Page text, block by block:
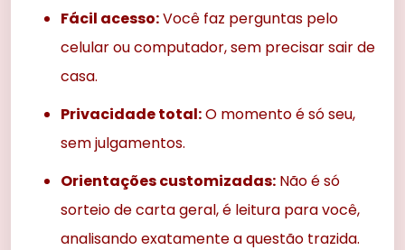
Fácil acesso:Você faz perguntas pelo
celular ou computador, sem precisar sair de
casa.
Privacidade total:O momento é só seu,
sem julgamentos.
Orientações customizadas: Não é só
sorteio de carta geral, é leitura para você,
analisando exatamente a questão trazida.